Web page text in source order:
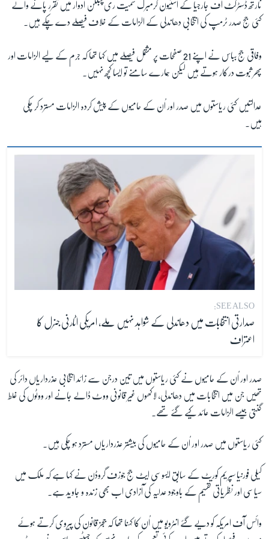
نارتھ ڈسٹرکٹ آف جارجیا کے اسٹیون گرمبرگ سمیت ری پبلکن ادوار میں تقرر پانے والے
کئی جج صدر ٹرمپ کی انتخابی دھاندلی کے الزامات کے خلاف فیصلے دے چکے ہیں۔
وفاقی جج بباس نے اپنے 21 صفحات پر مشتمل فیصلے میں کہا تھا کہ جرم کے لیے الزامات اور
پھر ثبوت درکار ہوتے ہیں لیکن ہمارے سامنے تو ایسا کچھ نہیں۔
عدالتیں کئی ریاستوں میں صدر اور اُن کے حامیوں کے پیش کردہ الزامات مسترد کر چکی
ہیں۔
SEE ALSO:
صدارتی انتخابات میں دھاندلی کے شواہد نہیں ملے، امریکی اٹارنی جنرل کا
اعتراف
صدر اور اُن کے حامیوں نے کئی ریاستوں میں تین درجن سے زائد انتخابی عذرداریاں دائر کی
تھیں جن میں انتخابات میں دھاندلی، لاکھوں غیر قانونی ووٹ ڈالے جانے اور ووٹوں کی غلط
گنتی جیسے الزامات عائد کیے گئے تھے۔
کئی ریاستوں میں صدر اور اُن کے حامیوں کی بیشتر عذرداریاں مسترد ہو چکی ہیں۔
کیلی فورنیا سپریم کورٹ کے سابق ایسوسی ایٹ جج جوزف گروڈن نے کہا ہے کہ ملک میں
سیاسی اور نظریاتی تقسیم کے باوجود عدلیہ کی آزادی اب بھی زندہ و جاوید ہے۔
وائس آف امریکہ کو دیے گئے انٹرویو میں اُن کا کہنا تھا کہ ججز قانون کی پیروی کرتے ہوئے